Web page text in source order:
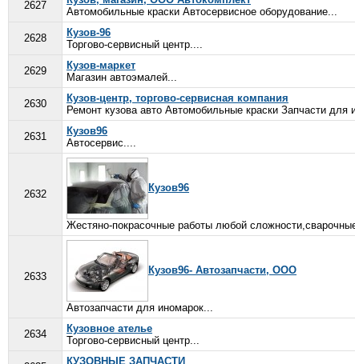
2627
Автомобильные краски Автосервисное оборудование...
2628
Кузов-96
Торгово-сервисный центр....
2629
Кузов-маркет
Магазин автоэмалей...
2630
Кузов-центр, торгово-сервисная компания
Ремонт кузова авто Автомобильные краски Запчасти для
2631
Кузов96
Автосервис....
2632
Кузов96
Жестяно-покрасочные работы любой
2633
Кузов96- Автозапчасти, ООО
Автозапчасти для иномарок...
2634
Кузовное ателье
Торгово-сервисный центр...
КУЗОВНЫЕ ЗАПЧАСТИ